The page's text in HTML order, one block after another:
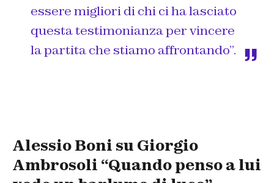
essere migliori di chi ci ha lasciato
questa testimonianza per vincere
la partita che stiamo affrontando”.
Alessio Boni su Giorgio
Ambrosoli “Quando penso a lui